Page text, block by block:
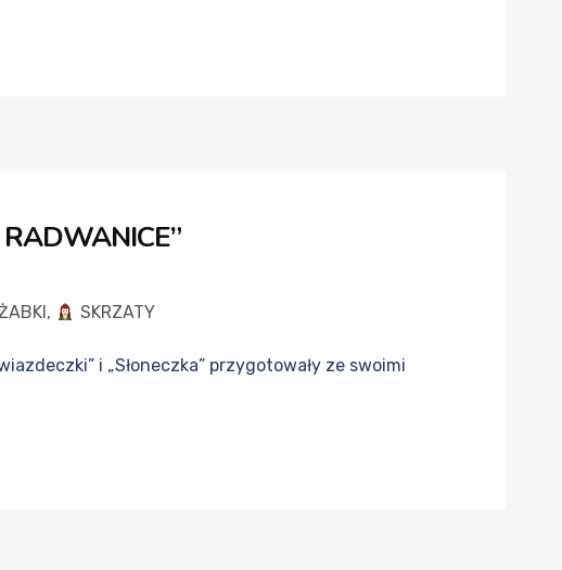
, SKRZATY
i „Słoneczka” przygotowały ze swoimi